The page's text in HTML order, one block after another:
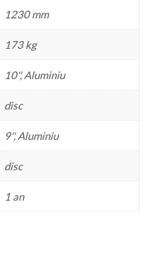
1230 mm
173 kg
10'', Aluminiu
disc
9'', Aluminiu
disc
1 an